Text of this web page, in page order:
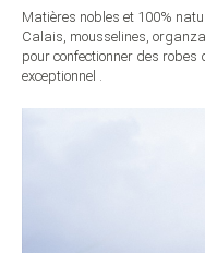
Matières nobles et 100%
Calais, mousselines,
pour confectionner des robes
exceptionnel .